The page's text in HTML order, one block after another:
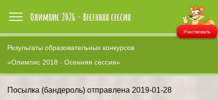
Участвовать
Результаты образовательных конкурсов
«Олимпис 2018 - Осенняя сессия»
Посылка (бандероль) отправлена 2019-01-28